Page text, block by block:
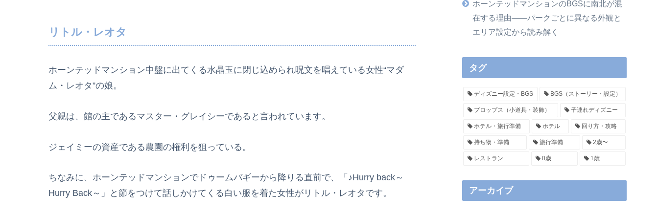
リトル・レオタ
ホーンテッドマンション中盤に出てくる水晶玉に閉じ込められ呪文を唱えている女性“マダ
ム・レオタ”の娘。
父親は、館の主であるマスター・グレイシーであると言われています。
ジェイミーの資産である農園の権利を狙っている。
ちなみに、ホーンテッドマンションでドゥームバギーから降りる直前で、「♪Hurry back～
Hurry Back～」と節をつけて話しかけてくる白い服を着た女性がリトル・レオタです。
ホーンテッドマンションのBGSに南北が混
在する理由——パークごとに異なる外観と
エリア設定から読み解く
タグ
ディズニー設定・BGS BGS（ストーリー・設定）
プロップス（小道具・装飾） 子連れディズニー
ホテル・旅行準備 ホテル 回り方・攻略
持ち物・準備 旅行準備 2歳〜
レストラン 0歳 1歳
アーカイブ